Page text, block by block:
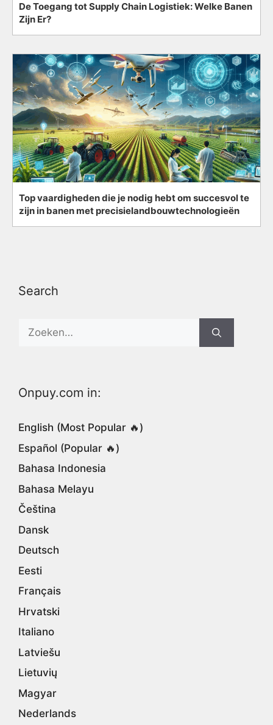
De Toegang tot Supply Chain Logistiek: Welke Banen
Zijn Er?
Top vaardigheden die je nodig hebt om succesvol te
zijn in banen met precisielandbouwtechnologieën
Search
Search
Onpuy.com in:
English (Most Popular 🔥)
Español (Popular 🔥)
Bahasa Indonesia
Bahasa Melayu
Čeština
Dansk
Deutsch
Eesti
Français
Hrvatski
Italiano
Latviešu
Lietuvių
Magyar
Nederlands